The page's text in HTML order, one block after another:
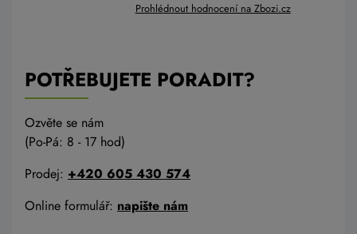
Prohlédnout hodnocení na Zbozi.cz
POTŘEBUJETE PORADIT?
Ozvěte se nám
(Po-Pá: 8 - 17 hod)
Prodej: +420 605 430 574
Online formulář: napište nám